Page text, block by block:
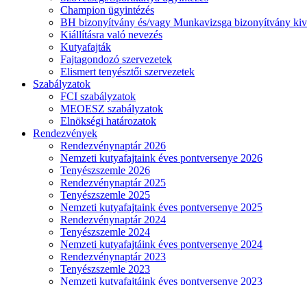
Champion ügyintézés
BH bizonyítvány és/vagy Munkavizsga bizonyítvány
Kiállításra való nevezés
Kutyafajták
Fajtagondozó szervezetek
Elismert tenyésztői szervezetek
Szabályzatok
FCI szabályzatok
MEOESZ szabályzatok
Elnökségi határozatok
Rendezvények
Rendezvénynaptár 2026
Nemzeti kutyafajtaink éves pontversenye 2026
Tenyészszemle 2026
Rendezvénynaptár 2025
Tenyészszemle 2025
Nemzeti kutyafajtaink éves pontversenye 2025
Rendezvénynaptár 2024
Tenyészszemle 2024
Nemzeti kutyafajtáink éves pontversenye 2024
Rendezvénynaptár 2023
Tenyészszemle 2023
Nemzeti kutyafajtáink éves pontversenye 2023